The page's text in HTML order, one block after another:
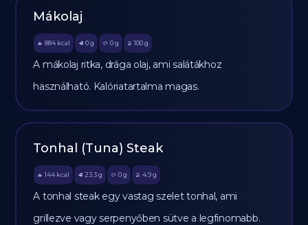
Mákolaj
🔥 884 kcal 🥩 0 g 🥔 0g 🫒 100 g
A mákolaj ritka, drága olaj, ami salátákhoz
használható. Kalóriatartalma magas.
Tonhal (Tuna) Steak
🔥 144 kcal 🥩 23.3 g 🥔 0g 🫒 4.9 g
A tonhal steak egy vastag szelet tonhal, ami
grillezve vagy serpenyőben sütve a legfinomabb.